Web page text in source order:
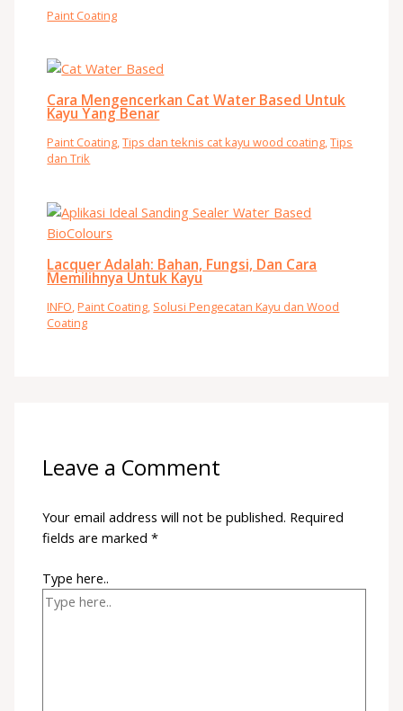
Paint Coating
Cara Mengencerkan Cat Water Based Untuk
Kayu Yang Benar
Paint Coating,Tips dan teknis cat kayu wood coating,Tips
dan Trik
Lacquer Adalah: Bahan, Fungsi, Dan Cara
Memilihnya Untuk Kayu
INFO,Paint Coating, Solusi Pengecatan Kayu dan Wood
Coating
Leave a Comment
Your email address will not be published. Required
fields are marked*
Type here..